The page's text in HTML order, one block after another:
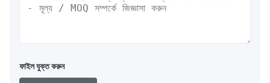
ফাইল যুক্ত করুন